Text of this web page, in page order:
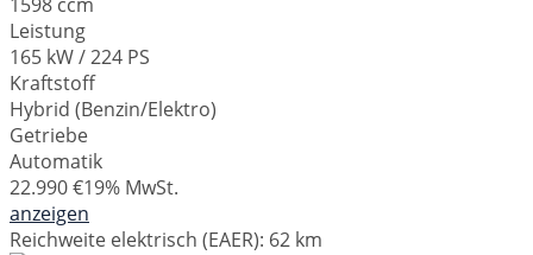
Leistung
165 kW / 224 PS
Kraftstoff
Hybrid (Benzin/Elektro)
Getriebe
Automatik
22.990 €19% MwSt.
anzeigen
Reichweite elektrisch (EAER): 62 km